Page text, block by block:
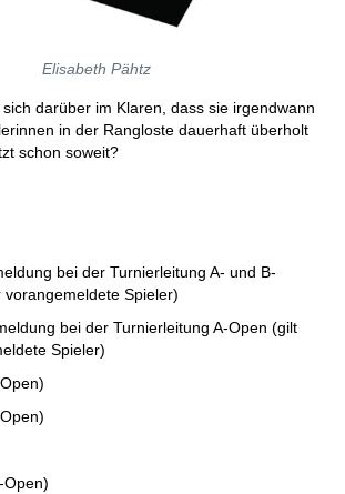
Elisabeth Pähtz
darüber im Klaren, dass sie irgendwann
in der Rangloste dauerhaft überholt
schon soweit?
bei der Turnierleitung A- und B-
Spieler)
bei der Turnierleitung A-Open (gilt
Spieler)
Open)